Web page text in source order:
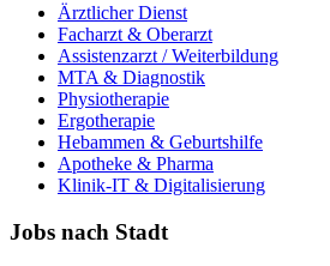
Ärztlicher Dienst
Facharzt & Oberarzt
Assistenzarzt / Weiterbildung
MTA & Diagnostik
Physiotherapie
Ergotherapie
Hebammen & Geburtshilfe
Apotheke & Pharma
Klinik-IT & Digitalisierung
Jobs nach Stadt